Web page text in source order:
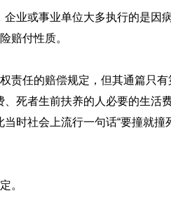
或事业单位大多执行的是因
赔付性质。
任的赔偿规定，但其通篇只有
死者生前扶养的人必要的生
时社会上流行一句话“要撞就
。